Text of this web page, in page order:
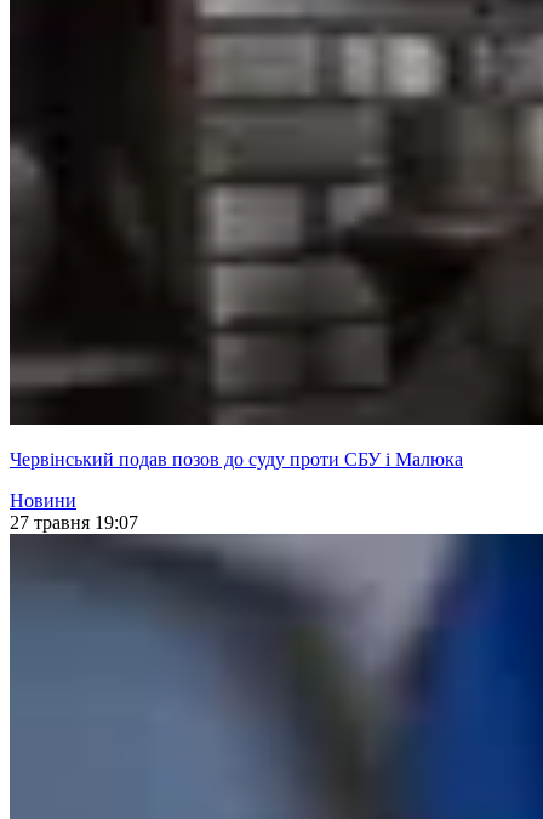
Червінський подав позов до суду проти СБУ і Малюка
Новини
27 травня 19:07